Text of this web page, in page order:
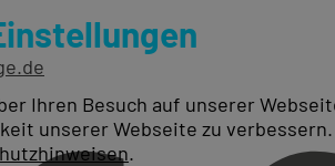
Ihren Besuch auf unserer
unserer Webseite zu
.